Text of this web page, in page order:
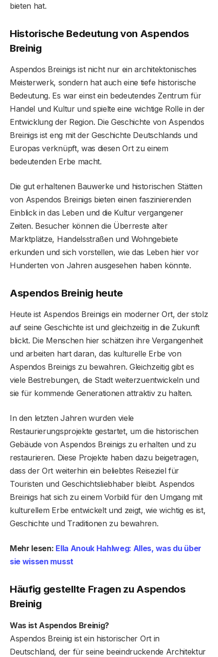
bieten hat.
Historische Bedeutung von Aspendos
Breinig
Aspendos Breinigs ist nicht nur ein architektonisches
Meisterwerk, sondern hat auch eine tiefe historische
Bedeutung. Es war einst ein bedeutendes Zentrum für
Handel und Kultur und spielte eine wichtige Rolle in der
Entwicklung der Region. Die Geschichte von Aspendos
Breinigs ist eng mit der Geschichte Deutschlands und
Europas verknüpft, was diesen Ort zu einem
bedeutenden Erbe macht.
Die gut erhaltenen Bauwerke und historischen Stätten
von Aspendos Breinigs bieten einen faszinierenden
Einblick in das Leben und die Kultur vergangener
Zeiten. Besucher können die Überreste alter
Marktplätze, Handelsstraßen und Wohngebiete
erkunden und sich vorstellen, wie das Leben hier vor
Hunderten von Jahren ausgesehen haben könnte.
Aspendos Breinig heute
Heute ist Aspendos Breinigs ein moderner Ort, der stolz
auf seine Geschichte ist und gleichzeitig in die Zukunft
blickt. Die Menschen hier schätzen ihre Vergangenheit
und arbeiten hart daran, das kulturelle Erbe von
Aspendos Breinigs zu bewahren. Gleichzeitig gibt es
viele Bestrebungen, die Stadt weiterzuentwickeln und
sie für kommende Generationen attraktiv zu halten.
In den letzten Jahren wurden viele
Restaurierungsprojekte gestartet, um die historischen
Gebäude von Aspendos Breinigs zu erhalten und zu
restaurieren. Diese Projekte haben dazu beigetragen,
dass der Ort weiterhin ein beliebtes Reiseziel für
Touristen und Geschichtsliebhaber bleibt. Aspendos
Breinigs hat sich zu einem Vorbild für den Umgang mit
kulturellem Erbe entwickelt und zeigt, wie wichtig es ist,
Geschichte und Traditionen zu bewahren.
Mehr lesen: Ella Anouk Hahlweg: Alles, was du über
sie wissen musst
Häufig gestellte Fragen zu Aspendos
Breinig
Was ist Aspendos Breinig?
Aspendos Breinig ist ein historischer Ort in
Deutschland, der für seine beeindruckende Architektur